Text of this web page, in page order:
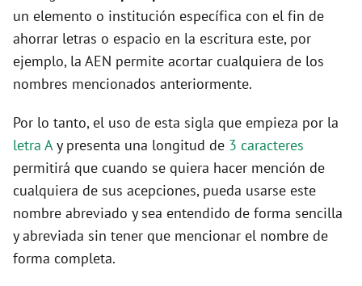
un elemento o institución específica con el fin de
ahorrar letras o espacio en la escritura este, por
ejemplo, la AEN permite acortar cualquiera de los
nombres mencionados anteriormente.
Por lo tanto, el uso de esta sigla que empieza por la
letra Ay presenta una longitud de 3 caracteres
permitirá que cuando se quiera hacer mención de
cualquiera de sus acepciones, pueda usarse este
nombre abreviado y sea entendido de forma sencilla
y abreviada sin tener que mencionar el nombre de
forma completa.